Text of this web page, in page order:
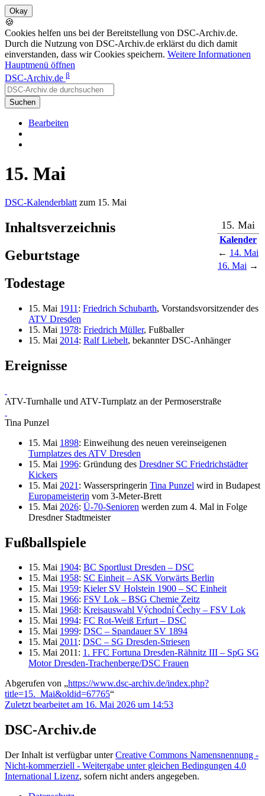
🍪
Cookies helfen uns bei der Bereitstellung von DSC-Archiv.de.
Durch die Nutzung von DSC-Archiv.de erklärst du dich damit
einverstanden, dass wir Cookies speichern. Weitere Informationen
Hauptmenü öffnen
DSC-Archiv.de β
Suchen
Bearbeiten
15. Mai
DSC-Kalenderblatt zum 15. Mai
15. Mai
Kalender
← 14. Mai
16. Mai →
Inhaltsverzeichnis
Geburtstage
Todestage
15. Mai 1911 : Friedrich Schubarth, Vorstandsvorsitzender des
ATV Dresden
15. Mai 1978: Friedrich Müller, Fußballer
15. Mai 2014: Ralf Liebelt, bekannter DSC-Anhänger
Ereignisse
ATV-Turnhalle und ATV-Turnplatz an der Permoserstraße
Tina Punzel
15. Mai 1898: Einweihung des neuen vereinseigenen
Turnplatzes des ATV Dresden
15. Mai 1996: Gründung des Dresdner SC Friedrichstädter
Kickers
15. Mai 2021 : Wasserspringerin Tina Punzel wird in Budapest
Europameisterin vom 3-Meter-Brett
15. Mai 2026: Ü-70-Senioren werden zum 4. Mal in Folge
Dresdner Stadtmeister
Fußballspiele
15. Mai 1904: BC Sportlust Dresden – DSC
15. Mai 1958: SC Einheit – ASK Vorwärts Berlin
15. Mai 1959: Kieler SV Holstein 1900 – SC Einheit
15. Mai 1966: FSV Lok – BSG Chemie Zeitz
15. Mai 1968: Kreisauswahl Východní Čechy – FSV Lok
15. Mai 1994: FC Rot-Weiß Erfurt – DSC
15. Mai 1999: DSC – Spandauer SV 1894
15. Mai 2011: DSC – SG Dresden-Striesen
15. Mai 2011: 1. FFC Fortuna Dresden-Rähnitz III – SpG SG
Motor Dresden-Trachenberge/DSC Frauen
Abgerufen von „https://www.dsc-archiv.de/index.php?
title=15._Mai&oldid=67765“
Zuletzt bearbeitet am 16. Mai 2026 um 14:53
DSC-Archiv.de
Der Inhalt ist verfügbar unterCreative Commons Namensnennung -
Nicht-kommerziell - Weitergabe unter gleichen Bedingungen 4.0
International Lizenz, sofern nicht anders angegeben.